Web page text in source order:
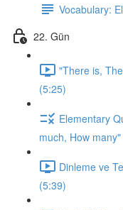
Vocabulary:
22. Gün
"There is,
(5:25)
Elementary
much, How many"
Dinleme ve
(5:39)